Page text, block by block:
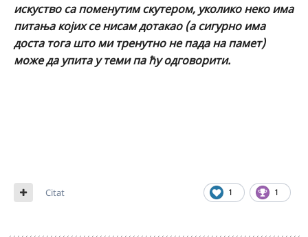
искуство са поменутим скутером, уколико неко има
питања којих се нисам дотакао (а сигурно има
доста тога што ми тренутно не пада на памет)
може да упита у теми па ћу одговорити.
1 1
Citat